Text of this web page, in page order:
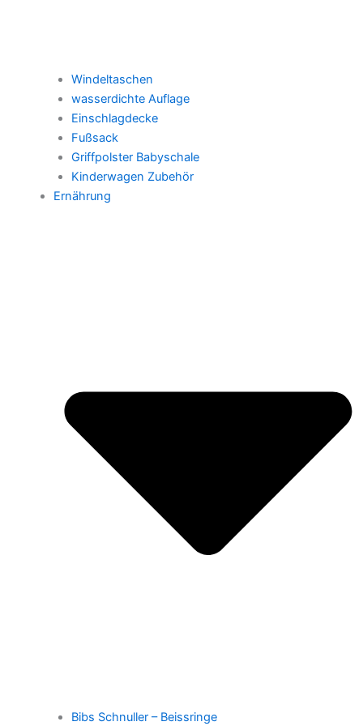
Windeltaschen
wasserdichte Auflage
Einschlagdecke
Fußsack
Griffpolster Babyschale
Kinderwagen Zubehör
Ernährung
Bibs Schnuller – Beissringe